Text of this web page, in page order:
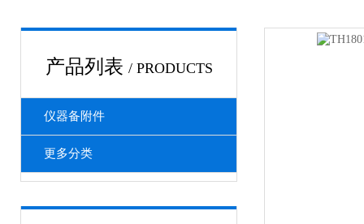
产品列表 / PRODUCTS
仪器备附件
更多分类